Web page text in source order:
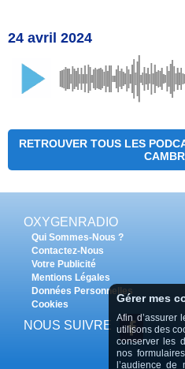
24 avril 2024
RETROUVER TOUS LES
OXYGENRADIO
Qui Sommes-Nous ?
Contactez-Nous
Votre Publicité
Mentions Légales
Données Personnelles
Cookies
NOUS SUIVRE
Gérer mes
Afin d’assurer
utilisons des
conserver les
nos
l’audience de